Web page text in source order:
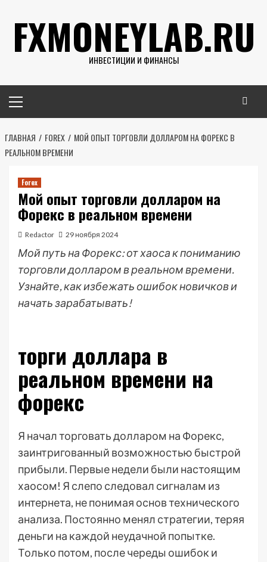
содержимому
FXMONEYLAB.RU
ИНВЕСТИЦИИ И ФИНАНСЫ
меню
ГЛАВНАЯ FOREX
МОЙ ОПЫТ ТОРГОВЛИ ДОЛЛАРОМ НА ФОРЕКС В
РЕАЛЬНОМ ВРЕМЕНИ
Forex
Мой опыт торговли долларом на
Форекс в реальном времени
Redactor 29 ноября 2024
Мой путь на Форекс: от хаоса к пониманию
торговли долларом в реальном времени.
Узнайте, как избежать ошибок новичков и
начать зарабатывать!
торги доллара в
реальном времени на
форекс
Я начал торговать долларом на Форекс,
заинтригованный возможностью быстрой
прибыли. Первые недели были настоящим
хаосом! Я слепо следовал сигналам из
интернета, не понимая основ технического
анализа. Постоянно менял стратегии, теряя
деньги на каждой неудачной попытке.
Только потом, после череды ошибок и